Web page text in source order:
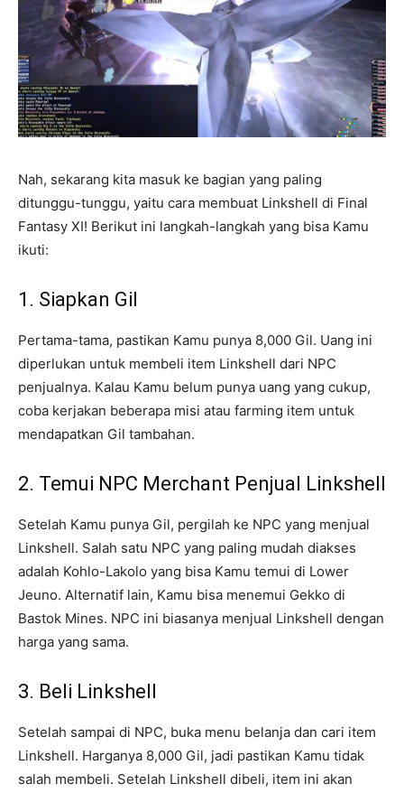
Nah, sekarang kita masuk ke bagian yang paling
ditunggu-tunggu, yaitu cara membuat Linkshell di Final
Fantasy XI! Berikut ini langkah-langkah yang bisa Kamu
ikuti:
1. Siapkan Gil
Pertama-tama, pastikan Kamu punya 8,000 Gil. Uang ini
diperlukan untuk membeli item Linkshell dari NPC
penjualnya. Kalau Kamu belum punya uang yang cukup,
coba kerjakan beberapa misi atau farming item untuk
mendapatkan Gil tambahan.
2. Temui NPC Merchant Penjual Linkshell
Setelah Kamu punya Gil, pergilah ke NPC yang menjual
Linkshell. Salah satu NPC yang paling mudah diakses
adalah Kohlo-Lakolo yang bisa Kamu temui di Lower
Jeuno. Alternatif lain, Kamu bisa menemui Gekko di
Bastok Mines. NPC ini biasanya menjual Linkshell dengan
harga yang sama.
3. Beli Linkshell
Setelah sampai di NPC, buka menu belanja dan cari item
Linkshell. Harganya 8,000 Gil, jadi pastikan Kamu tidak
salah membeli. Setelah Linkshell dibeli, item ini akan